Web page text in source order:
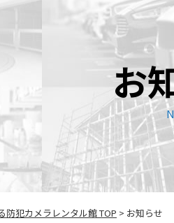
お
防犯カメラレンタル館 TOP > お知らせ